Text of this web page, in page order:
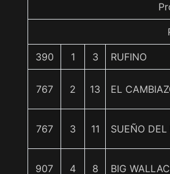
390 1 3 RUFINO
767 2 13 EL
767 3 11 SUEÑO DEL
907 4 8 BIG